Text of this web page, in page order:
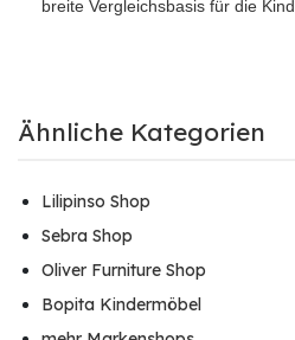
breite Vergleichsbasis für die
Ähnliche Kategorien
Lilipinso Shop
Sebra Shop
Oliver Furniture Shop
Bopita Kindermöbel